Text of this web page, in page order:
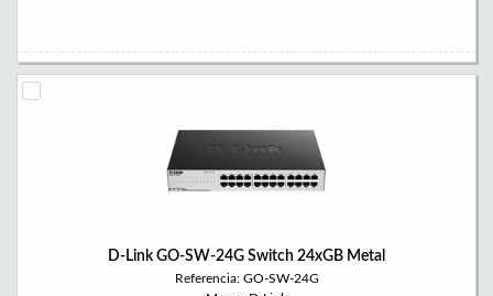
D-Link GO-SW-24G Switch 24xGB Metal
Referencia: GO-SW-24G